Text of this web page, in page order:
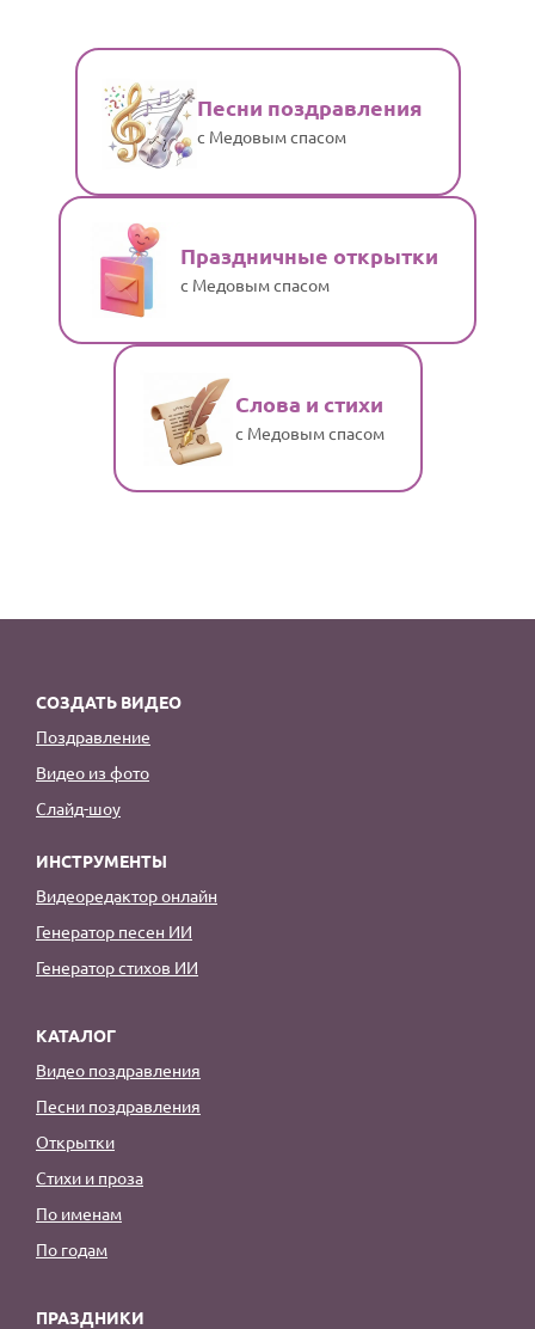
Песни поздравления
с Медовым спасом
Праздничные открытки
с Медовым спасом
Слова и стихи
с Медовым спасом
СОЗДАТЬ ВИДЕО
Поздравление
Видео из фото
Слайд-шоу
ИНСТРУМЕНТЫ
Видеоредактор онлайн
Генератор песен ИИ
Генератор стихов ИИ
КАТАЛОГ
Видео поздравления
Песни поздравления
Открытки
Стихи и проза
По именам
По годам
ПРАЗДНИКИ